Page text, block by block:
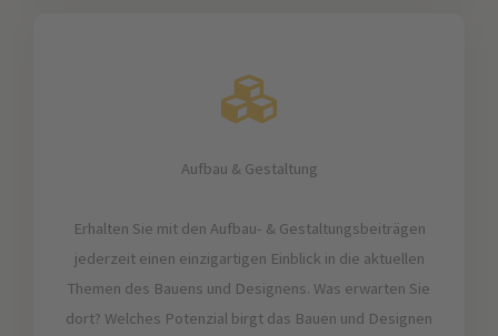
Aufbau & Gestaltung
Erhalten Sie mit den Aufbau- & Gestaltungsbeiträgen
jederzeit einen einzigartigen Einblick in die aktuellen
Themen des Bauens und Designens. Was erwarten Sie
dort? Welches Potenzial birgt das Bauen und Designen